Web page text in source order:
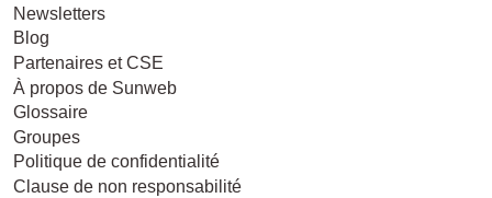
Newsletters
Blog
Partenaires et CSE
À propos de Sunweb
Glossaire
Groupes
Politique de confidentialité
Clause de non responsabilité